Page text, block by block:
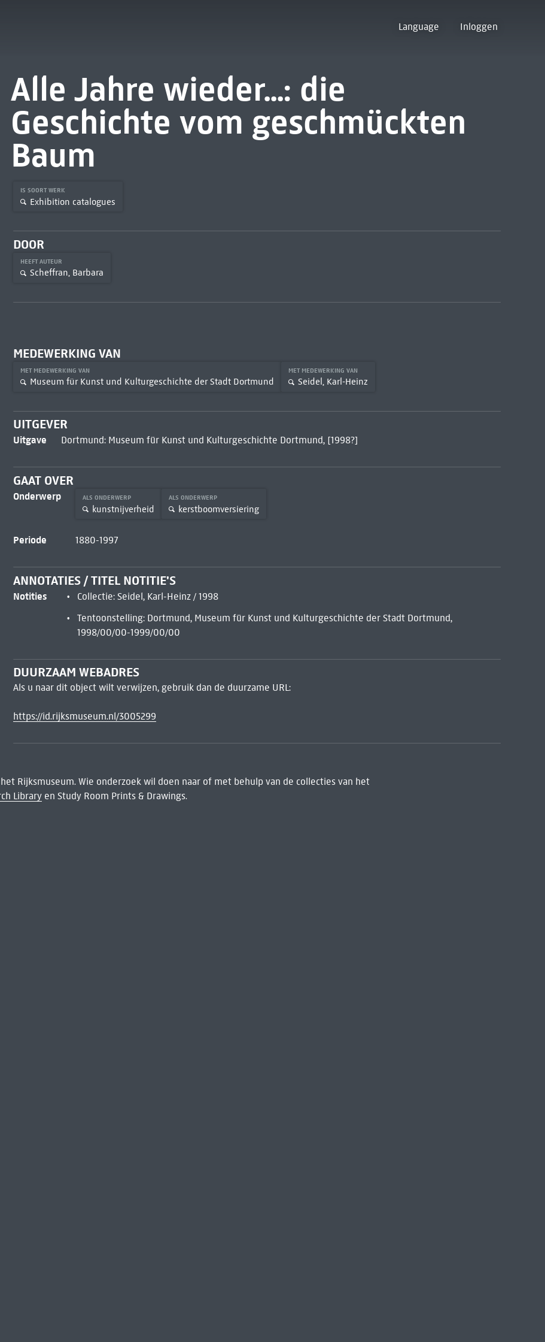
Language Inloggen
Alle Jahre wieder...: die
Geschichte vom geschmückten
Baum
IS SOORT WERK
Exhibition catalogues
DOOR
HEEFT AUTEUR
Scheffran, Barbara
MEDEWERKING VAN
MET MEDEWERKING VAN
Museum für Kunst und Kulturgeschichte der Stadt Dortmund
MET MEDEWERKING VAN
Seidel, Karl-Heinz
UITGEVER
Uitgave Dortmund: Museum für Kunst und Kulturgeschichte Dortmund, [1998?]
GAAT OVER
Onderwerp ALS ONDERWERP
kunstnijverheid
ALS ONDERWERP
kerstboomversiering
Periode 1880-1997
ANNOTATIES / TITEL NOTITIE'S
Notities
Collectie: Seidel, Karl-Heinz / 1998
Tentoonstelling: Dortmund, Museum für Kunst und Kulturgeschichte der Stadt Dortmund,
1998/00/00-1999/00/00
DUURZAAM WEBADRES
Als u naar dit object wilt verwijzen, gebruik dan de duurzame URL:
https://id.rijksmuseum.nl/3005299
Rijksmuseum. Wie onderzoek wil doen naar of met behulp van de collecties van het
Libraryen Study Room Prints & Drawings.